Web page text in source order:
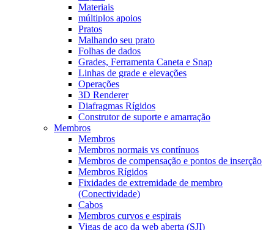
Materiais
múltiplos apoios
Pratos
Malhando seu prato
Folhas de dados
Grades, Ferramenta Caneta e Snap
Linhas de grade e elevações
Operações
3D Renderer
Diafragmas Rígidos
Construtor de suporte e amarração
Membros
Membros
Membros normais vs contínuos
Membros de compensação e pontos de inserção
Membros Rígidos
Fixidades de extremidade de membro
(Conectividade)
Cabos
Membros curvos e espirais
Vigas de aço da web aberta (SJI)